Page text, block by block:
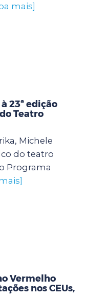
mais]
23ª edição
Teatro
Michele
do teatro
Programa
Vermelho
nos CEUs,